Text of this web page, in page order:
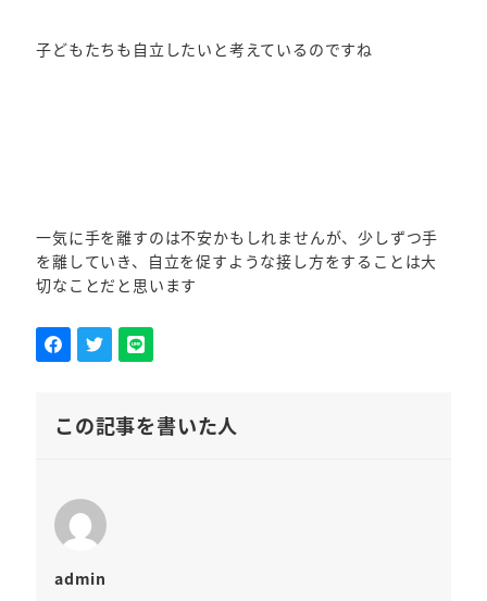
子どもたちも自立したいと考えているのですね
一気に手を離すのは不安かもしれませんが、少しずつ手
を離していき、自立を促すような接し方をすることは大
切なことだと思います
この記事を書いた人
admin